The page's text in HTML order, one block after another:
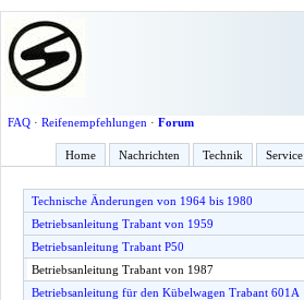
FAQ· Reifenempfehlungen · Forum
Home Nachrichten Technik Service
Technische Änderungen von 1964 bis 1980
Betriebsanleitung Trabant von 1959
Betriebsanleitung Trabant P50
Betriebsanleitung Trabant von 1987
Betriebsanleitung für den Kübelwagen Trabant 601A